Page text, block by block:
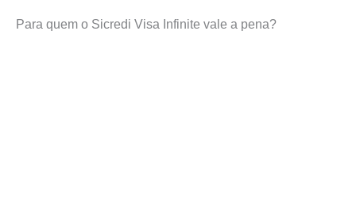
Para quem o Sicredi Visa Infinite vale a pena?